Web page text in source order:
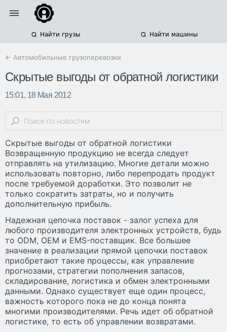
Найти грузы Найти машины
← Автомобильные грузоперевозки
Скрытые выгоды от обратной логистики
15:01, 18 Мая 2012
Скрытые выгоды от обратной логистики
Возвращенную продукцию не всегда следует
отправлять на утилизацию. Многие детали можно
использовать повторно, либо перепродать продукт
после требуемой доработки. Это позволит не
только сократить затраты, но и получить
дополнительную прибыль.
Надежная цепочка поставок - залог успеха для
любого производителя электронных устройств, будь
то ODM, ОЕМ и EMS-поставщик. Все большее
значение в реализации прямой цепочки поставок
приобретают такие процессы, как управление
прогнозами, стратегии пополнения запасов,
складирование, логистика и обмен электронными
данными. Однако существует еще один процесс,
важность которого пока не до конца понята
многими производителями. Речь идет об обратной
логистике, то есть об управлении возвратами.